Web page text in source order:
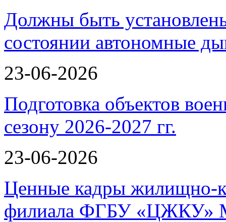
Должны быть
состоянии автономные
23-06-2026
Подготовка объектов
сезону 2026-2027 гг.
23-06-2026
Ценные кадры жилищно-
филиала ФГБУ «ЦЖКУ»